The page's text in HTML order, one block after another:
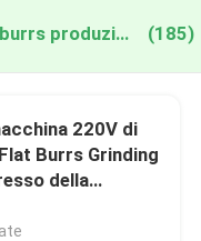
electric coffee grinder flat burrs produzione online (185)
220V di
Burrs Grinding
della
di caffè